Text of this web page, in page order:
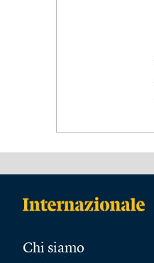
Chi siamo